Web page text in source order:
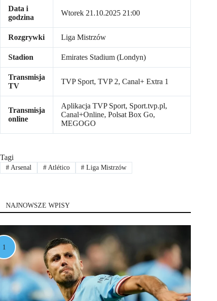
Data i
godzina
Wtorek 21.10.2025 21:00
Rozgrywki Liga Mistrzów
Stadion Emirates Stadium (Londyn)
Transmisja
TV
TVP Sport, TVP 2, Canal+ Extra 1
Transmisja
online
Aplikacja TVP Sport, Sport.tvp.pl,
Canal+Online, Polsat Box Go,
MEGOGO
Tagi
#Arsenal #Atlético # Liga Mistrzów
NAJNOWSZE WPISY